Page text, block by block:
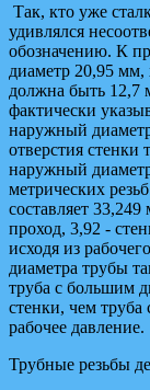
Так, кто уже
удивлялся
обозначению. К
диаметр 20,95 мм,
должна быть 12,7
фактически
наружный
отверстия
наружный
метрических
составляет
проход, 3,92 -
исходя из
диаметра трубы
труба с большим
стенки, чем
рабочее давление.
Трубные резьбы